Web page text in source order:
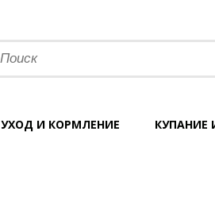
УХОД И КОРМЛЕНИЕ КУПАНИЕ